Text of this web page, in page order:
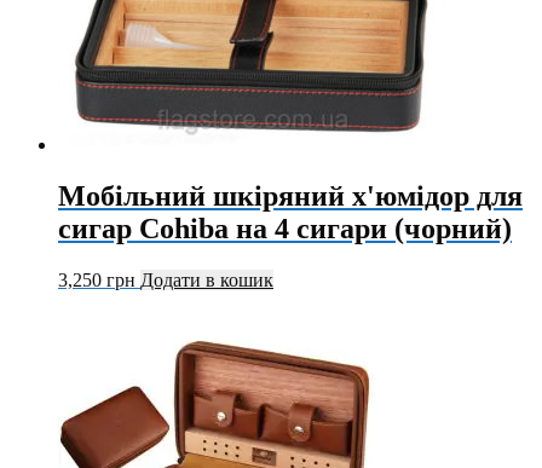
Мобільний шкіряний х'юмідор для
сигар Cohiba на 4 сигари (чорний)
3,250 грн Додати в кошик